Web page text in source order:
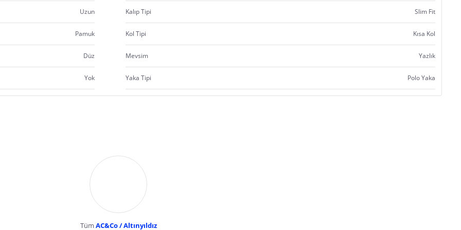
Uzun Kalıp Tipi Slim Fit
Pamuk Kol Tipi Kısa Kol
Düz Mevsim Yazlık
Yok Yaka Tipi Polo Yaka
Tüm AC&Co / Altınyıldız